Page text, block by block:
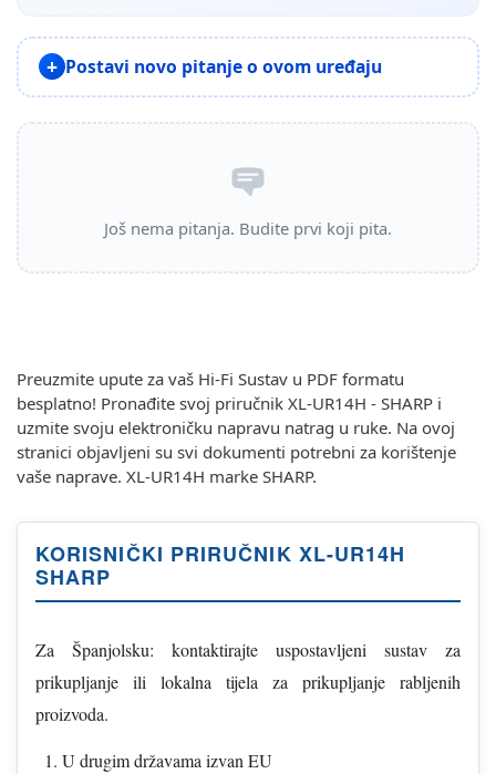
Postavi novo pitanje o ovom uređaju
Još nema pitanja. Budite prvi koji pita.
Preuzmite upute za vaš Hi-Fi Sustav u PDF formatu
besplatno! Pronađite svoj priručnik XL-UR14H - SHARP i
uzmite svoju elektroničku napravu natrag u ruke. Na ovoj
stranici objavljeni su svi dokumenti potrebni za korištenje
vaše naprave. XL-UR14H marke SHARP.
KORISNIČKI PRIRUČNIK XL-UR14H
SHARP
Za Španjolsku: kontaktirajte uspostavljeni sustav za
prikupljanje ili lokalna tijela za prikupljanje rabljenih
proizvoda.
U drugim državama izvan EU